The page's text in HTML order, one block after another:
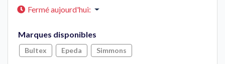
Fermé aujourd'hui:
Marques disponibles
Bultex Epeda Simmons